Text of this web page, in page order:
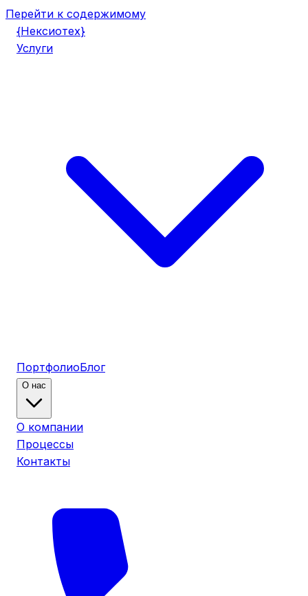
Перейти к содержимому
{Нексиотех}
Услуги
ПортфолиоБлог
О нас
О компании
Процессы
Контакты